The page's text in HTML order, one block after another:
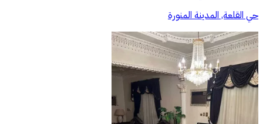
حي القلعة, المدينة المنورة